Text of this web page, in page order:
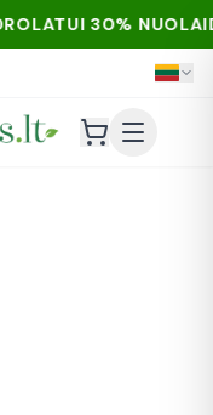
NUOLAIDA -